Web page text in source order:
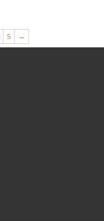
5 →